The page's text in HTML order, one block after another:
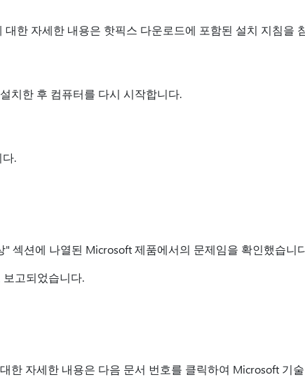
대한 자세한 내용은 핫픽스 다운로드에 포함된 설치 지침을
치한 후 컴퓨터를 다시 시작합니다.
.
섹션에 나열된 Microsoft 제품에서의 문제임을 확인했습니
고되었습니다.
한 자세한 내용은 다음 문서 번호를 클릭하여 Microsoft 기